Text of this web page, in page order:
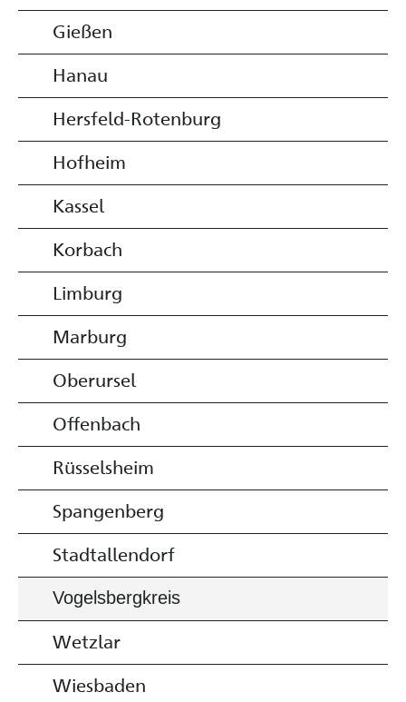
Gießen
Hanau
Hersfeld-Rotenburg
Hofheim
Kassel
Korbach
Limburg
Marburg
Oberursel
Offenbach
Rüsselsheim
Spangenberg
Stadtallendorf
Vogelsbergkreis
Wetzlar
Wiesbaden